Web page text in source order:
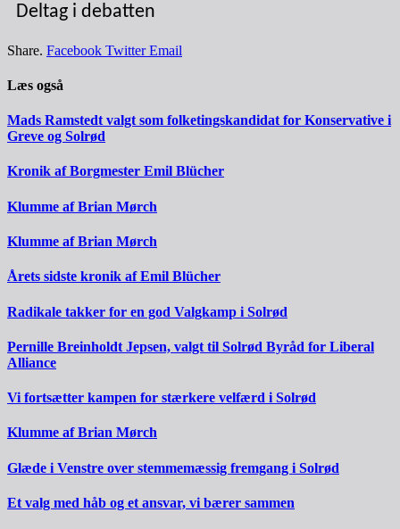
Deltag i debatten
Share. Facebook Twitter Email
Læs også
Mads Ramstedt valgt som folketingskandidat for Konservative i
Greve og Solrød
Kronik af Borgmester Emil Blücher
Klumme af Brian Mørch
Klumme af Brian Mørch
Årets sidste kronik af Emil Blücher
Radikale takker for en god Valgkamp i Solrød
Pernille Breinholdt Jepsen, valgt til Solrød Byråd for Liberal
Alliance
Vi fortsætter kampen for stærkere velfærd i Solrød
Klumme af Brian Mørch
Glæde i Venstre over stemmemæssig fremgang i Solrød
Et valg med håb og et ansvar, vi bærer sammen